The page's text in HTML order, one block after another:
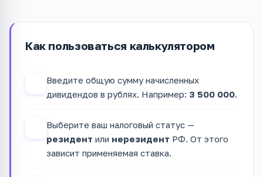
Как пользоваться калькулятором
Введите общую сумму начисленных
дивидендов в рублях. Например: 3 500 000
Выберите ваш налоговый статус —
резидент или нерезидент РФ. От этого
зависит применяемая ставка.